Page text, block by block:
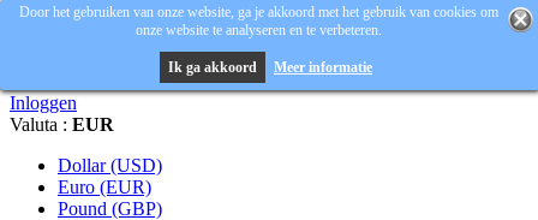
Inloggen
Valuta : EUR
Dollar (USD)
Euro (EUR)
Pound (GBP)
Door het gebruiken van onze website, ga je akkoord met het gebruik van cookies om
onze website te analyseren en te verbeteren.
Ik ga akkoord Meer informatie